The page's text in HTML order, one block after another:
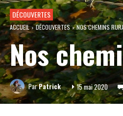
DÉCOUVERTES
ACCUEIL DÉCOUVERTES NOS CHEMINS
Nos
ParPatrick 15 mai 2020